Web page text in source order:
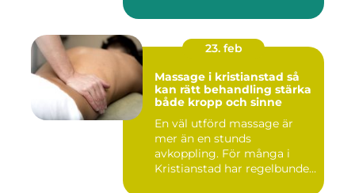
23. feb
Massage i kristianstad så
kan rätt behandling stärka
både kropp och sinne
En väl utförd massage är
mer än en stunds
avkoppling. För många i
Kristianstad har regelbunden